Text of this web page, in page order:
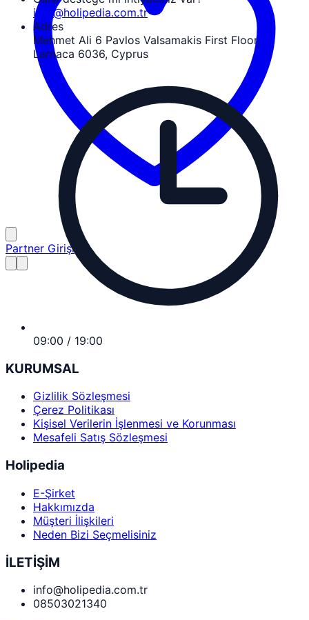
Partner Girişi
info@holipedia.com.tr
Adres
Mehmet Ali 6 Pavlos Valsamakis First Floor,
Larnaca 6036, Cyprus
09:00 / 19:00
KURUMSAL
Gizlilik Sözleşmesi
Çerez Politikası
Kişisel Verilerin İşlenmesi ve Korunması
Mesafeli Satış Sözleşmesi
Holipedia
E-Şirket
Hakkımızda
Müşteri İlişkileri
Neden Bizi Seçmelisiniz
İLETİŞİM
info@holipedia.com.tr
08503021340